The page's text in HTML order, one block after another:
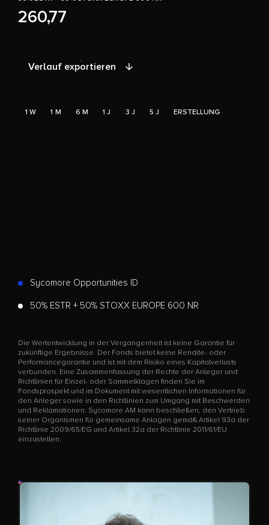
260,77
Verlauf exportieren
1 W 1 M 6 M 1 J 3 J 5 J ERSTELLUNG
Sycomore Opportunities ID
50% ESTR + 50% STOXX EUROPE 600 NR
Die Wertentwicklung in der Vergangenheit ist keine Garantie für
zukünftige Ergebnisse. Der Fonds bietet keine Rendite- oder
Performancegarantie und ist mit dem Risiko eines Kapitalverlusts
verbunden. Eine Zusammenfassung der Rechte der Anleger und
Richtlinien für Einzel- oder Sammelklagen finden Sie im
Fondsprospekt und im Dokument mit wesentlichen Informationen für
den Anleger sowie in den Richtlinien zum Umgang mit Beschwerden
und Reklamationen. Sycomore AM kann beschließen, den Vertrieb
seiner Organismen für gemeinsame Anlagen gemäß Artikel 93a der
Richtlinie 2009/65/EG und Artikel 32a der Richtlinie 2011/61/EU
einzustellen.